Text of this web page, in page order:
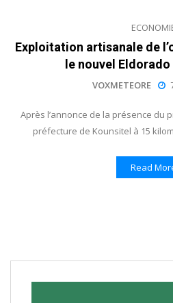
Exploitation artisanale de
le nouvel
VOXMETEORE
Après l’annonce de la présence du
préfecture de Kounsitel à 15
Read